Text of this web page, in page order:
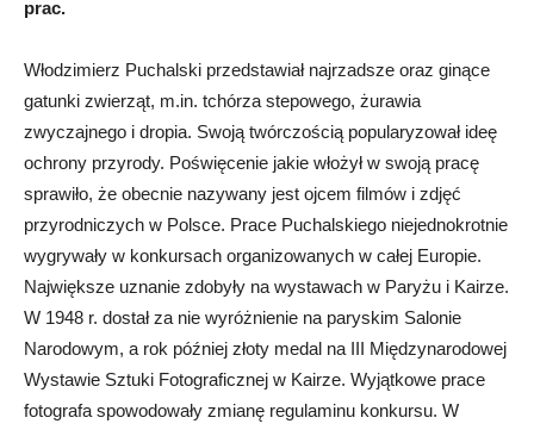
prac.
Włodzimierz Puchalski przedstawiał najrzadsze oraz ginące
gatunki zwierząt, m.in. tchórza stepowego, żurawia
zwyczajnego i dropia. Swoją twórczością popularyzował ideę
ochrony przyrody. Poświęcenie jakie włożył w swoją pracę
sprawiło, że obecnie nazywany jest ojcem filmów i zdjęć
przyrodniczych w Polsce. Prace Puchalskiego niejednokrotnie
wygrywały w konkursach organizowanych w całej Europie.
Największe uznanie zdobyły na wystawach w Paryżu i Kairze.
W 1948 r. dostał za nie wyróżnienie na paryskim Salonie
Narodowym, a rok później złoty medal na III Międzynarodowej
Wystawie Sztuki Fotograficznej w Kairze. Wyjątkowe prace
fotografa spowodowały zmianę regulaminu konkursu. W